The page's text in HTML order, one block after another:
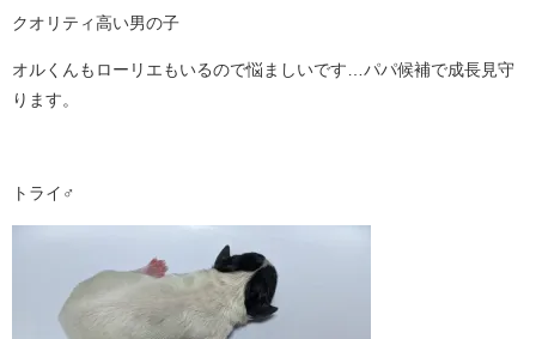
クオリティ高い男の子
オルくんもローリエもいるので悩ましいです…パパ候補で成長見守
ります。
トライ♂